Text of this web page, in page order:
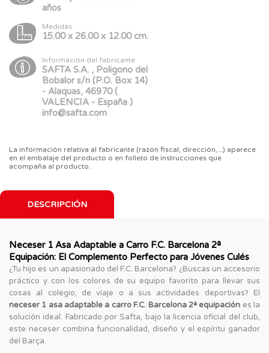
años
Medidas
15.00 x 26.00 x 12.00 cm.
Información del fabricante
SAFTA S.A. , Poligono del
Bobalor s/n (P.O. Box 14)
- Alaquas, 46970 (
VALENCIA - España )
info@safta.com
La información relativa al fabricante (razón fiscal, dirección,...) aparece
en el embalaje del producto o en folleto de instrucciones que
acompaña al producto.
DESCRIPCIÓN
Neceser 1 Asa Adaptable a Carro F.C. Barcelona 2ª
Equipación: El Complemento Perfecto para Jóvenes Culés
¿Tu hijo es un apasionado del F.C. Barcelona? ¿Buscas un accesorio
práctico y con los colores de su equipo favorito para llevar sus
cosas al colegio, de viaje o a sus actividades deportivas? El
neceser 1 asa adaptable a carro F.C. Barcelona 2ª equipación es la
solución ideal. Fabricado por Safta, bajo la licencia oficial del club,
este neceser combina funcionalidad, diseño y el espíritu ganador
del Barça.